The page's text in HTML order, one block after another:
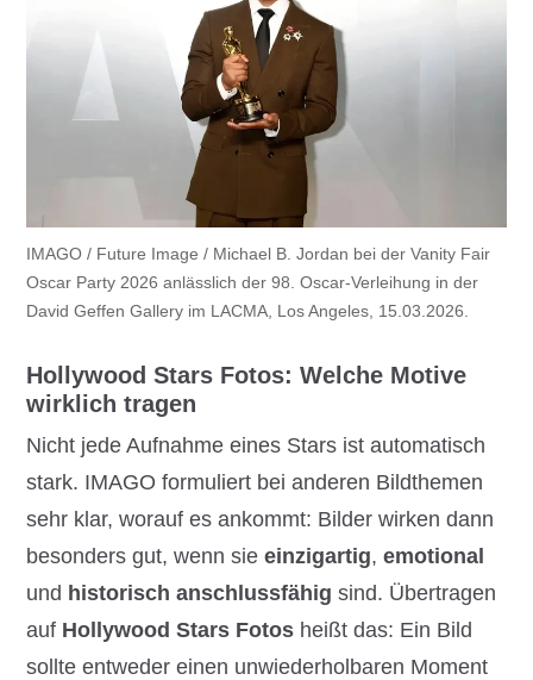
IMAGO / Future Image / Michael B. Jordan bei der Vanity Fair
Oscar Party 2026 anlässlich der 98. Oscar-Verleihung in der
David Geffen Gallery im LACMA, Los Angeles, 15.03.2026.
Hollywood Stars Fotos: Welche Motive
wirklich tragen
Nicht jede Aufnahme eines Stars ist automatisch
stark. IMAGO formuliert bei anderen Bildthemen
sehr klar, worauf es ankommt: Bilder wirken dann
besonders gut, wenn sie einzigartig, emotional
und historisch anschlussfähig sind. Übertragen
auf Hollywood Stars Fotos heißt das: Ein Bild
sollte entweder einen unwiederholbaren Moment